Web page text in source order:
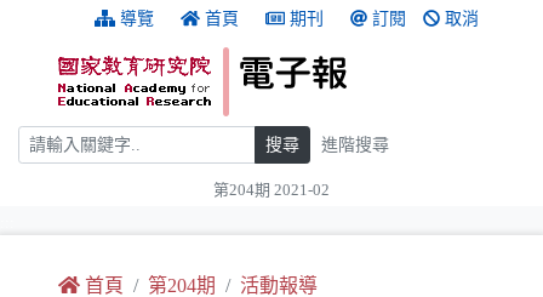
跳到主要內容 導覽 首頁 期刊 訂閱 取消
搜尋 搜尋 進階搜尋
第204期 2021-02
首頁 第204期
活動報導